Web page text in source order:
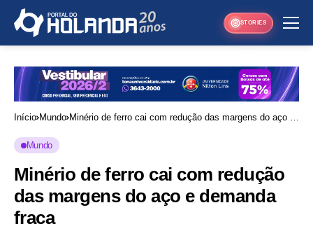
STORIES
Início Mundo Minério de ferro cai com redução das margens do aço e
Mundo
Minério de ferro cai com redução
das margens do aço e demanda
fraca